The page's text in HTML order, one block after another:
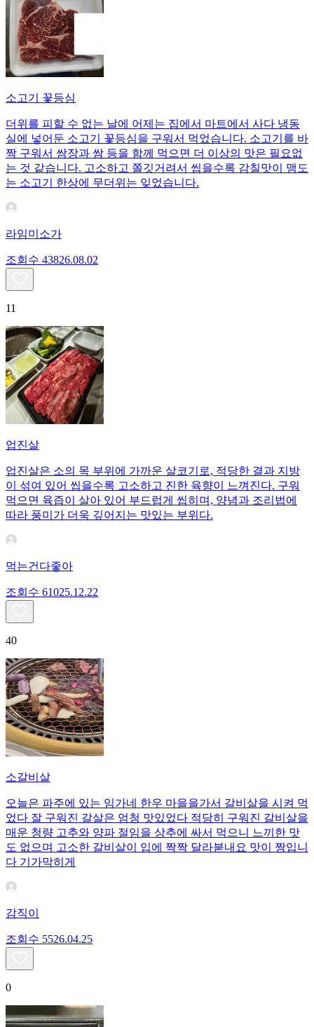
소고기 꽃등심
더위를 피할 수 없는 날에 어제는 집에서 마트에서 사다 냉동
실에 넣어둔 소고기 꽃등심을 구워서 먹었습니다. 소고기를 바
짝 구워서 쌈장과 쌈 등을 함께 먹으면 더 이상의 맛은 필요없
는 것 같습니다. 고소하고 쫄깃거려서 씹을수록 감칠맛이 맴도
는 소고기 한상에 무더위는 잊었습니다.
라임미소가
조회수 43826.08.02
11
업진살
업진살은 소의 목 부위에 가까운 살코기로, 적당한 결과 지방
이 섞여 있어 씹을수록 고소하고 진한 육향이 느껴진다. 구워
먹으면 육즙이 살아 있어 부드럽게 씹히며, 양념과 조리법에
따라 풍미가 더욱 깊어지는 맛있는 부위다.
먹는건다좋아
조회수 61025.12.22
40
소갈비살
오늘은 파주에 있는 임가네 한우 마을을가서 갈비살을 시켜 먹
었다 잘 구워진 갈살은 엄청 맛있었다 적당히 구워진 갈비살을
매운 청량 고추와 양파 절임을 상추에 싸서 먹으니 느끼한 맛
도 없으며 고소한 갈비살이 입에 짝짝 달라붇내요 맛이 짱입니
다 기가막히게
감직이
조회수 5526.04.25
0